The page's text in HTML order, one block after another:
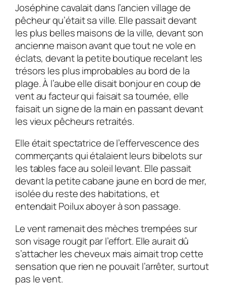
Joséphine cavalait dans l’ancien village de
pêcheur qu’était sa ville. Elle passait devant
les plus belles maisons de la ville, devant son
ancienne maison avant que tout ne vole en
éclats, devant la petite boutique recelant les
trésors les plus improbables au bord de la
plage. À l’aube elle disait bonjour en coup de
vent au facteur qui faisait sa tournée, elle
faisait un signe de la main en passant devant
les vieux pêcheurs retraités.
Elle était spectatrice de l’effervescence des
commerçants qui étalaient leurs bibelots sur
les tables face au soleil levant. Elle passait
devant la petite cabane jaune en bord de mer,
isolée du reste des habitations, et
entendait Poilux aboyer à son passage.
Le vent ramenait des mèches trempées sur
son visage rougit par l’effort. Elle aurait dû
s’attacher les cheveux mais aimait trop cette
sensation que rien ne pouvait l’arrêter, surtout
pas le vent.